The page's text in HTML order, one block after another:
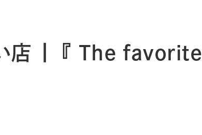
店 |『 The favorite